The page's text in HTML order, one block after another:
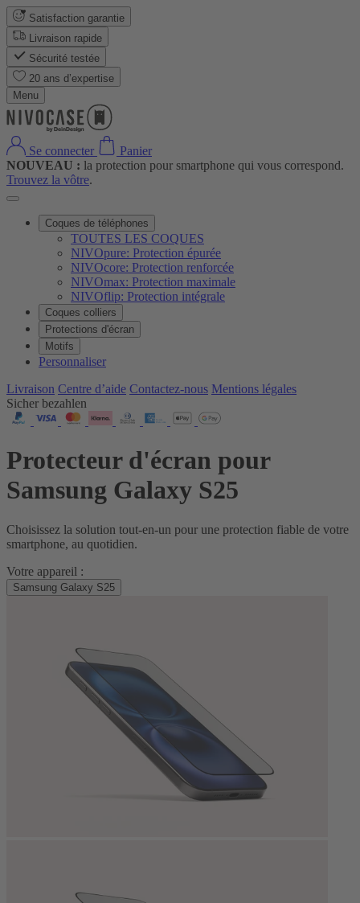
Satisfaction garantie
Livraison rapide
Sécurité testée
20 ans d’expertise
Menu
Se connecter
Panier
NOUVEAU : la protection pour smartphone qui vous correspond.
Trouvez la vôtre.
Coques de téléphones
TOUTES LES COQUES
NIVOpure: Protection épurée
NIVOcore: Protection renforcée
NIVOmax: Protection maximale
NIVOflip: Protection intégrale
Coques colliers
Protections d'écran
Motifs
Personnaliser
Livraison Centre d’aide Contactez‑nous Mentions légales
Sicher bezahlen
Protecteur d'écran pour
Samsung Galaxy S25
Choisissez la solution tout‑en‑un pour une protection fiable de votre
smartphone, au quotidien.
Votre appareil :
Samsung Galaxy S25